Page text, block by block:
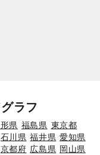
ラフ
県 福島県 東京都
石川県 福井県 愛知県
京都府 広島県 岡山県